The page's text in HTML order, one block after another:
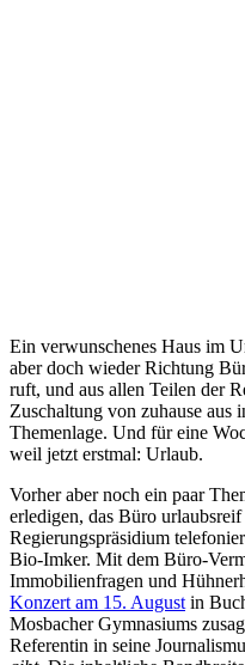
Ein verwunschenes Haus im
aber doch wieder Richtung
ruft, und aus allen Teilen der
Zuschaltung von zuhause aus
Themenlage. Und für eine
weil jetzt erstmal: Urlaub.
Vorher aber noch ein paar
erledigen, das Büro
Regierungspräsidium
Bio-Imker. Mit dem Büro-
Immobilienfragen und
Konzert am 15. August in
Mosbacher Gymnasiums
Referentin in seine